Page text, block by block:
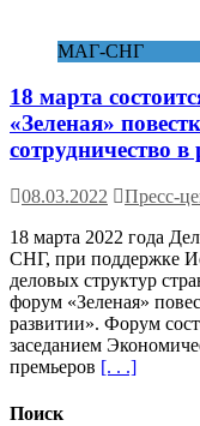
МАГ-СНГ
18 марта
«Зеленая»
сотрудничество в
08.03.2022 Пресс-
18 марта 2022 года
СНГ, при поддержке
деловых структур
форум «Зеленая»
развитии». Форум
заседанием
премьеров [. . .]
Поиск